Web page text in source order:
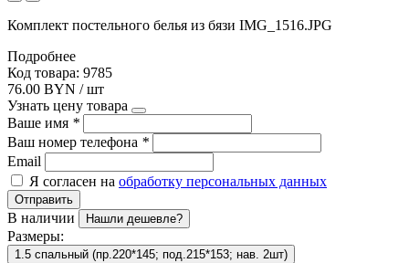
Комплект постельного белья из бязи IMG_1516.JPG
Подробнее
Код товара: 9785
76.00 BYN / шт
Узнать цену товара
Ваше имя *
Ваш номер телефона *
Email
Я согласен на обработку персональных данных
Отправить
В наличии Нашли дешевле?
Размеры:
1.5 спальный (пр.220*145; под.215*153; нав. 2шт)